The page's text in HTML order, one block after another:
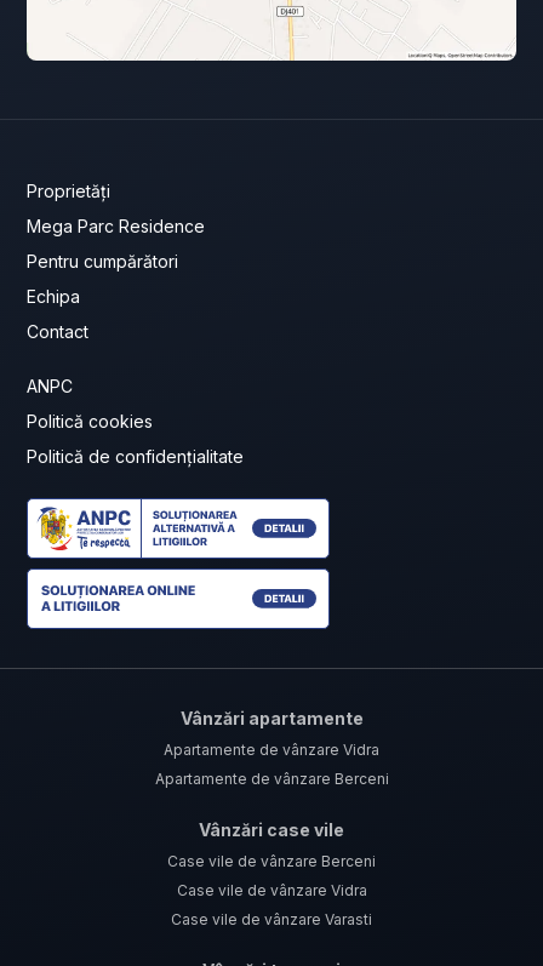
Proprietăți
Mega Parc Residence
Pentru cumpărători
Echipa
Contact
ANPC
Politică cookies
Politică de confidențialitate
Vânzări apartamente
Apartamente de vânzare Vidra
Apartamente de vânzare Berceni
Vânzări case vile
Case vile de vânzare Berceni
Case vile de vânzare Vidra
Case vile de vânzare Varasti